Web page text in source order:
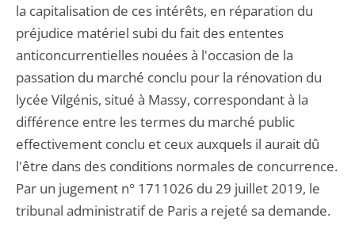
la capitalisation de ces intérêts, en réparation du
préjudice matériel subi du fait des ententes
anticoncurrentielles nouées à l'occasion de la
passation du marché conclu pour la rénovation du
lycée Vilgénis, situé à Massy, correspondant à la
différence entre les termes du marché public
effectivement conclu et ceux auxquels il aurait dû
l'être dans des conditions normales de concurrence.
Par un jugement n° 1711026 du 29 juillet 2019, le
tribunal administratif de Paris a rejeté sa demande.